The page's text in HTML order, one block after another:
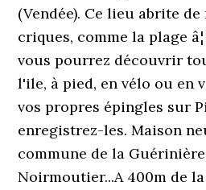
(Vendée). Ce lieu abrite de
criques, comme la plage
vous pourrez découvrir
l'ile, à pied, en vélo ou en
vos propres épingles sur
enregistrez-les. Maison
commune de la
Noirmoutier...A 400m de